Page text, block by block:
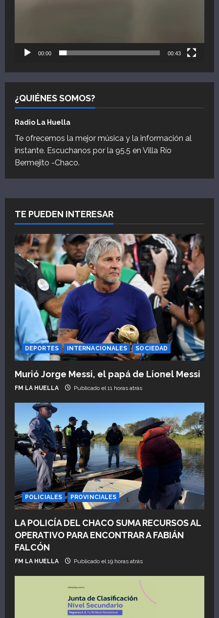
00:00 00:43
¿QUIÉNES SOMOS?
Radio La Huella
Te ofrecemos la mejor música y la información al
instante. Escuchanos por la 95.5 en Villa Río
Bermejito -Chaco.
TE PUEDEN INTERESAR
DEPORTES INTERNACIONALES SOCIEDAD
Murió Jorge Messi, el papá de Lionel Messi
FM LA HUELLA Publicado el 11 horas atrás
POLICIALES PROVINCIALES
LA POLICÍA DEL CHACO SUMA RECURSOS AL
OPERATIVO PARA ENCONTRAR A FABIÁN
FALCÓN
FM LA HUELLA Publicado el 19 horas atrás